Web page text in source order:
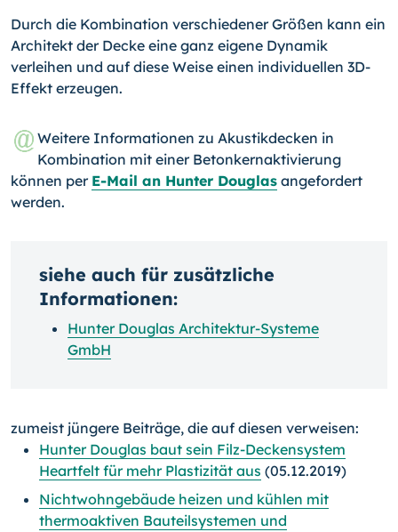
Durch die Kombination verschiedener Größen kann ein
Architekt der Decke eine ganz eigene Dynamik
verleihen und auf diese Weise einen individuellen 3D-
Effekt erzeugen.
Weitere Informationen zu Akustikdecken in
Kombination mit einer Betonkernakti­vierung
können per E-Mail an Hunter Douglas angefordert
werden.
siehe auch für zusätzliche
Informationen:
Hunter Douglas Architektur-Systeme
GmbH
zumeist jüngere Beiträge, die auf diesen verweisen:
Hunter Douglas baut sein Filz-Deckensystem
Heartfelt für mehr Plastizität aus (05.12.2019)
Nichtwohngebäude heizen und kühlen mit
thermoaktiven Bauteilsystemen und